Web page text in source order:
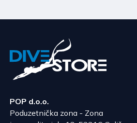
POP d.o.o.
Poduzetnička zona - Zona